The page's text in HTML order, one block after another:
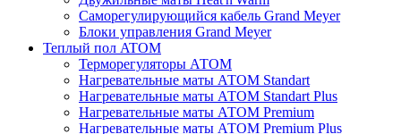
Саморегулирующийся кабель Grand Meyer
Блоки управления Grand Meyer
Теплый пол ATOM
Терморегуляторы АТОМ
Нагревательные маты АТОМ Standart
Нагревательные маты АТОМ Standart Plus
Нагревательные маты АТОМ Premium
Нагревательные маты АТОМ Premium Plus